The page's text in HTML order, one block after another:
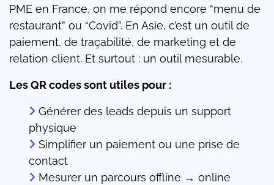
PME en France, on me répond encore “menu de
restaurant” ou “Covid”. En Asie, c’est un outil de
paiement, de traçabilité, de marketing et de
relation client. Et surtout : un outil mesurable.
Les QR codes sont utiles pour :
Générer des leads depuis un support
physique
Simplifier un paiement ou une prise de
contact
Mesurer un parcours offline → online